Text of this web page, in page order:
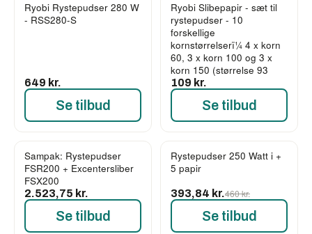
Ryobi Rystepudser 280 W
- RSS280-S
649 kr.
Se tilbud
Ryobi Slibepapir - sæt til
rystepudser - 10
forskellige
kornstørrelserï¼ 4 x korn
60, 3 x korn 100 og 3 x
korn 150 (størrelse 93
109 kr.
Se tilbud
Sampak: Rystepudser
FSR200 + Excentersliber
FSX200
2.523,75 kr.
Se tilbud
-14%
Rystepudser 250 Watt i +
5 papir
393,84 kr.460 kr.
Se tilbud